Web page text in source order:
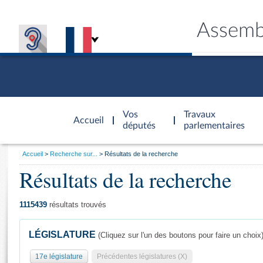
Accueil
d'accueil
Vos
députés
Travaux
parlementaires
Général
Vous
Accueil Recherche sur... Résultats de la recherche
Résultats de la recherche
1115439 résultats trouvés
LÉGISLATURE (Cliquez sur l'un des boutons pour faire un choix)
17e législature Précédentes législatures (X)